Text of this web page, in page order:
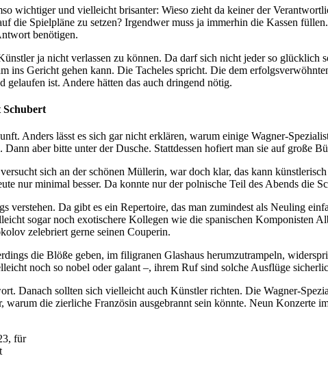
wichtiger und vielleicht brisanter: Wieso zieht da keiner der
die Spielpläne zu setzen? Irgendwer muss ja immerhin die Kassen
benötigen.
ja nicht verlassen zu können. Da darf sich nicht jeder so glücklich
ins Gericht gehen kann. Die Tacheles spricht. Die dem
gelaufen ist. Andere hätten das auch dringend nötig.
Schubert
Anders lässt es sich gar nicht erklären, warum einige Wagner-
aber bitte unter der Dusche. Stattdessen hofiert man sie auf große
sich an der schönen Müllerin, war doch klar, das kann
nur minimal besser. Da konnte nur der polnische Teil des Abends die
verstehen. Da gibt es ein Repertoire, das man zumindest als Neuling
sogar noch exotischere Kollegen wie die spanischen Komponisten
zelebriert gerne seinen Couperin.
die Blöße geben, im filigranen Glashaus herumzutrampeln,
noch so nobel oder galant –, ihrem Ruf sind solche Ausflüge
Danach sollten sich vielleicht auch Künstler richten. Die Wagner-
warum die zierliche Französin ausgebrannt sein könnte. Neun
für